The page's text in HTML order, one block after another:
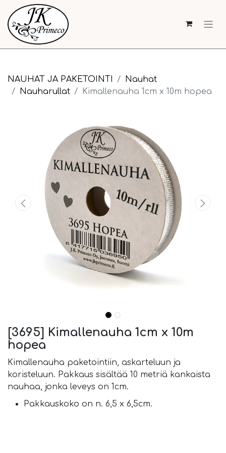
NAUHAT JA PAKETOINTI
Nauhat
Nauharullat
Kimallenauha 1cm x 10m hopea
[3695] Kimallenauha 1cm x 10m
hopea
Kimallenauha paketointiin, askarteluun ja
koristeluun. Pakkaus sisältää 10 metriä kankaista
nauhaa, jonka leveys on 1cm.
Pakkauskoko on n. 6,5 x 6,5cm.